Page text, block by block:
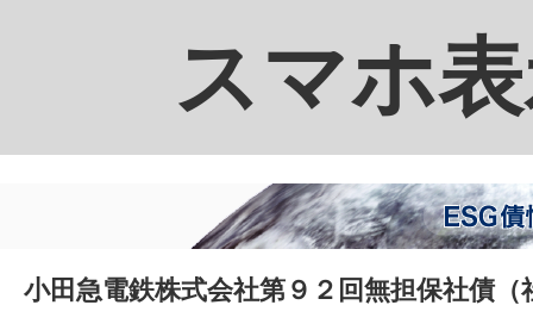
スマホ
小田急電鉄株式会社第９２回無担保社債